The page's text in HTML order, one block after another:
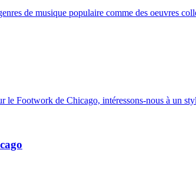
de musique populaire comme des oeuvres
le Footwork de Chicago, intéressons-nous à un